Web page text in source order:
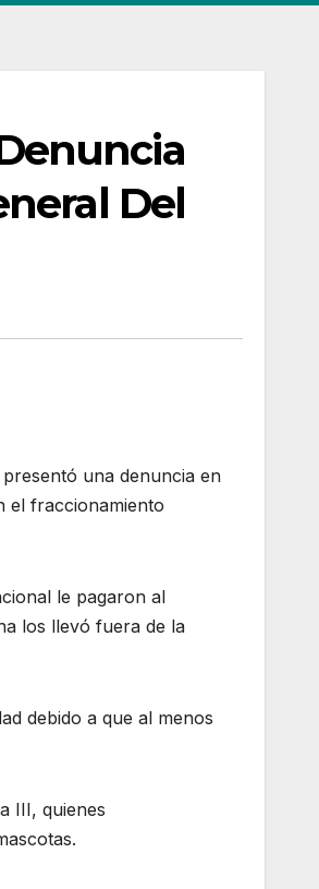
Del
una denuncia en
el fraccionamiento
le pagaron al
los llevó fuera de la
debido a que al menos
III, quienes